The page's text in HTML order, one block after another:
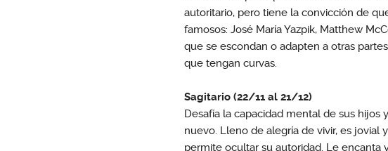
autoritario, pero tiene la convicción de
famosos: José María Yazpik, Matthew
que se escondan o adapten a otras
que tengan curvas.
Sagitario (22/11 al 21/12)
Desafía la capacidad mental de sus hijos
nuevo. Lleno de alegría de vivir, es
permite ocultar su autoridad. Le encanta